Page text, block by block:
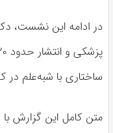
در ادامه این نشست،
ساختاری با شبه‌علم در
متن کامل این گزارش با